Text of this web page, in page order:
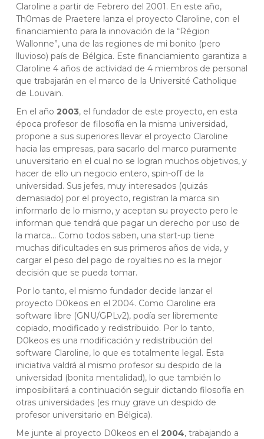
Claroline a partir de Febrero del 2001. En este año,
Th0mas de Praetere lanza el proyecto Claroline, con el
financiamiento para la innovación de la “Région
Wallonne”, una de las regiones de mi bonito (pero
lluvioso) país de Bélgica. Este financiamiento garantiza a
Claroline 4 años de actividad de 4 miembros de personal
que trabajarán en el marco de la Université Catholique
de Louvain.
En el año 2003, el fundador de este proyecto, en esta
época profesor de filosofía en la misma universidad,
propone a sus superiores llevar el proyecto Claroline
hacia las empresas, para sacarlo del marco puramente
unuversitario en el cual no se logran muchos objetivos, y
hacer de ello un negocio entero, spin-off de la
universidad. Sus jefes, muy interesados (quizás
demasiado) por el proyecto, registran la marca sin
informarlo de lo mismo, y aceptan su proyecto pero le
informan que tendrá que pagar un derecho por uso de
la marca… Como todos saben, una start-up tiene
muchas dificultades en sus primeros años de vida, y
cargar el peso del pago de royalties no es la mejor
decisión que se pueda tomar.
Por lo tanto, el mismo fundador decide lanzar el
proyecto D0keos en el 2004. Como Claroline era
software libre (GNU/GPLv2), podía ser libremente
copiado, modificado y redistribuido. Por lo tanto,
D0keos es una modificación y redistribución del
software Claroline, lo que es totalmente legal. Esta
iniciativa valdrá al mismo profesor su despido de la
universidad (bonita mentalidad), lo que también lo
imposibilitará a continuación seguir dictando filosofía en
otras universidades (es muy grave un despido de
profesor universitario en Bélgica).
Me junte al proyecto D0keos en el 2004, trabajando a